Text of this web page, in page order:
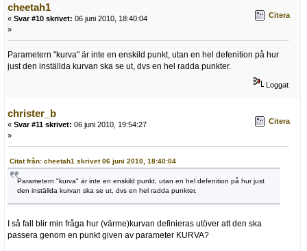
cheetah1
« Svar #10 skrivet: 06 juni 2010, 18:40:04
»
Citera
Parametern "kurva" är inte en enskild punkt, utan en hel defenition på hur
just den inställda kurvan ska se ut, dvs en hel radda punkter.
Loggat
christer_b
« Svar #11 skrivet: 06 juni 2010, 19:54:27
»
Citera
Citat från: cheetah1 skrivet 06 juni 2010, 18:40:04
Parametern "kurva" är inte en enskild punkt, utan en hel defenition på hur just
den inställda kurvan ska se ut, dvs en hel radda punkter.
I så fall blir min fråga hur (värme)kurvan definieras utöver att den ska
passera genom en punkt given av parameter KURVA?